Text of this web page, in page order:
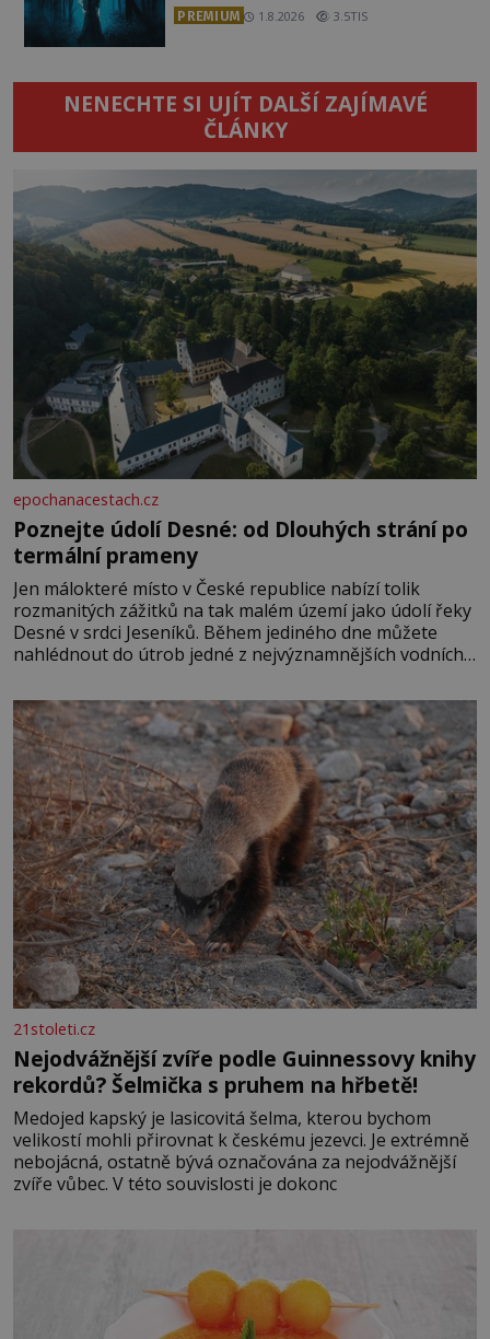
PREMIUM 1.8.2026 3.5TIS
NENECHTE SI UJÍT DALŠÍ ZAJÍMAVÉ
ČLÁNKY
epochanacestach.cz
Poznejte údolí Desné: od Dlouhých strání po
termální prameny
Jen málokteré místo v České republice nabízí tolik
rozmanitých zážitků na tak malém území jako údolí řeky
Desné v srdci Jeseníků. Během jediného dne můžete
nahlédnout do útrob jedné z nejvýznamnějších vodních
se na koloběžce a den zakončit poznáváním památek ve
Velkých Losinách nebo v termálním
21stoleti.cz
Nejodvážnější zvíře podle Guinnessovy knihy
rekordů? Šelmička s pruhem na hřbetě!
Medojed kapský je lasicovitá šelma, kterou bychom
velikostí mohli přirovnat k českému jezevci. Je extrémně
nebojácná, ostatně bývá označována za nejodvážnější
zvíře vůbec. V této souvislosti je dokonc